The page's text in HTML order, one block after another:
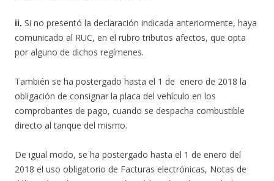
ii. Si no presentó la declaración indicada anteriormente, haya
comunicado al RUC, en el rubro tributos afectos, que opta
por alguno de dichos regímenes.
También se ha postergado hasta el 1 de enero de 2018 la
obligación de consignar la placa del vehículo en los
comprobantes de pago, cuando se despacha combustible
directo al tanque del mismo.
De igual modo, se ha postergado hasta el 1 de enero del
2018 el uso obligatorio de Facturas electrónicas, Notas de